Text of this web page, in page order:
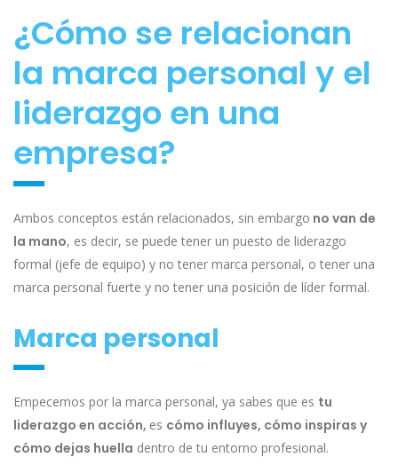
¿Cómo se relacionan
la marca personal y el
liderazgo en una
empresa?
Ambos conceptos están relacionados, sin embargo no van de
la mano, es decir, se puede tener un puesto de liderazgo
formal (jefe de equipo) y no tener marca personal, o tener una
marca personal fuerte y no tener una posición de líder formal.
Marca personal
Empecemos por la marca personal, ya sabes que es tu
liderazgo en acción, es cómo influyes, cómo inspiras y
cómo dejas huella dentro de tu entorno profesional.